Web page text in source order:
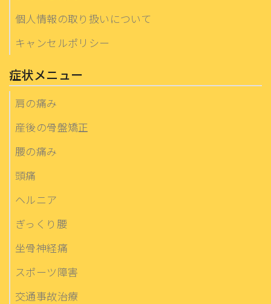
個人情報の取り扱いについて
キャンセルポリシー
症状メニュー
肩の痛み
産後の骨盤矯正
腰の痛み
頭痛
ヘルニア
ぎっくり腰
坐骨神経痛
スポーツ障害
交通事故治療